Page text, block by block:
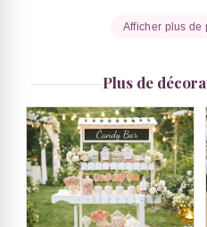
Afficher plus de
Plus de